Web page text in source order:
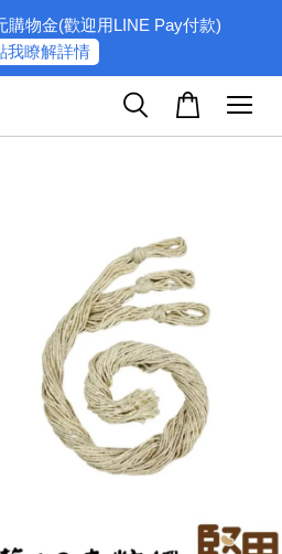
購物金(歡迎用LINE Pay付款)
我瞭解詳情